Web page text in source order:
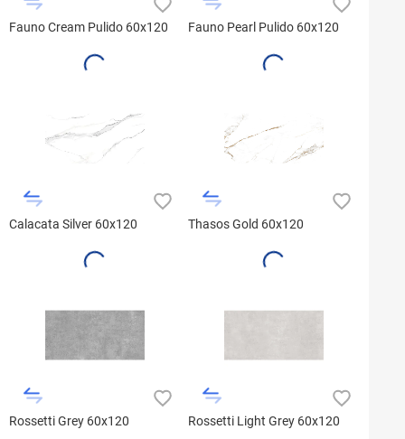
Fauno Cream Pulido 60x120 Fauno Pearl Pulido 60x120
Calacata Silver 60x120 Thasos Gold 60x120
Rossetti Grey 60x120 Rossetti Light Grey 60x120